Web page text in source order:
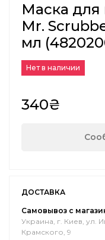
Маска для
Mr.
мл
Нет в наличии
340₴
ДОСТАВКА
Самовывоз с
Украина, г. Киев, ул.
Крамского, 9